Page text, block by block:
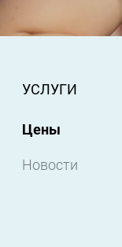
УСЛУГИ
Цены
Новости